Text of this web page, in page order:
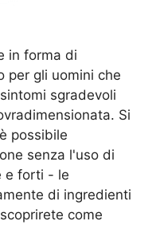
in forma di
per gli uomini che
sgradevoli
Si
possibile
senza l'uso di
e forti - le
di ingredienti
come